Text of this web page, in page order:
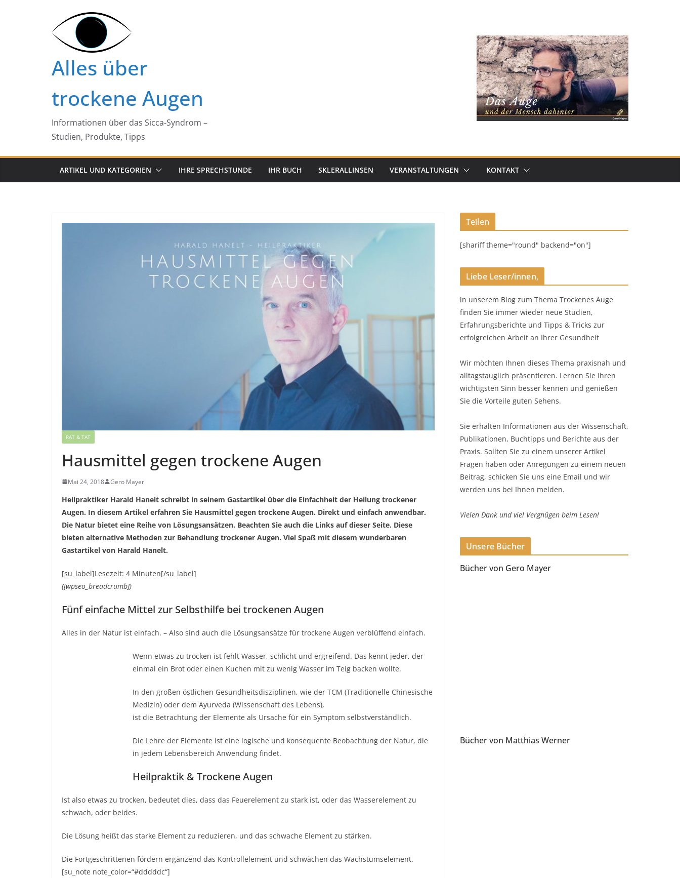
Alles über
trockene Augen
Informationen über das Sicca-Syndrom –
Studien, Produkte, Tipps
ARTIKEL UND KATEGORIEN IHRE SPRECHSTUNDE IHR BUCH SKLERALLINSEN VERANSTALTUNGEN KONTAKT
RAT & TAT
Hausmittel gegen trockene Augen
Mai 24, 2018 Gero Mayer
Heilpraktiker Harald Hanelt schreibt in seinem Gastartikel über die Einfachheit der Heilung trockener
Augen. In diesem Artikel erfahren Sie Hausmittel gegen trockene Augen. Direkt und einfach anwendbar.
Die Natur bietet eine Reihe von Lösungsansätzen. Beachten Sie auch die Links auf dieser Seite. Diese
bieten alternative Methoden zur Behandlung trockener Augen. Viel Spaß mit diesem wunderbaren
Gastartikel von Harald Hanelt.
[su_label]Lesezeit: 4 Minuten[/su_label]
([wpseo_breadcrumb])
Fünf einfache Mittel zur Selbsthilfe bei trockenen Augen
Alles in der Natur ist einfach. – Also sind auch die Lösungsansätze für trockene Augen verblüffend einfach.
Wenn etwas zu trocken ist fehlt Wasser, schlicht und ergreifend. Das kennt jeder, der
einmal ein Brot oder einen Kuchen mit zu wenig Wasser im Teig backen wollte.
In den großen östlichen Gesundheitsdisziplinen, wie der TCM (Traditionelle Chinesische
Medizin) oder dem Ayurveda (Wissenschaft des Lebens),
ist die Betrachtung der Elemente als Ursache für ein Symptom selbstverständlich.
Die Lehre der Elemente ist eine logische und konsequente Beobachtung der Natur, die
in jedem Lebensbereich Anwendung findet.
Heilpraktik & Trockene Augen
Ist also etwas zu trocken, bedeutet dies, dass das Feuerelement zu stark ist, oder das Wasserelement zu
schwach, oder beides.
Die Lösung heißt das starke Element zu reduzieren, und das schwache Element zu stärken.
Die Fortgeschrittenen fördern ergänzend das Kontrollelement und schwächen das Wachstumselement.
[su_note note_color=“#dddddc“]
Teilen
[shariff theme="round" backend="on"]
Liebe Leser/innen,
in unserem Blog zum Thema Trockenes Auge
finden Sie immer wieder neue Studien,
Erfahrungsberichte und Tipps & Tricks zur
erfolgreichen Arbeit an Ihrer Gesundheit
Wir möchten Ihnen dieses Thema praxisnah und
alltagstauglich präsentieren. Lernen Sie Ihren
wichtigsten Sinn besser kennen und genießen
Sie die Vorteile guten Sehens.
Sie erhalten Informationen aus der Wissenschaft,
Publikationen, Buchtipps und Berichte aus der
Praxis. Sollten Sie zu einem unserer Artikel
Fragen haben oder Anregungen zu einem neuen
Beitrag, schicken Sie uns eine Email und wir
werden uns bei Ihnen melden.
Vielen Dank und viel Vergnügen beim Lesen!
Unsere Bücher
Bücher von Gero Mayer
Bücher von Matthias Werner